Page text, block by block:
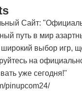
Сайт:
путь в мир
выбор игр,
на
уже сегодня!"
pinupcom24/